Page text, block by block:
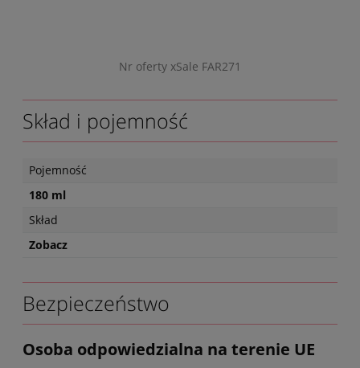
Nr oferty xSale FAR271
Skład i pojemność
Pojemność
180 ml
Skład
Zobacz
Bezpieczeństwo
Osoba odpowiedzialna na terenie UE